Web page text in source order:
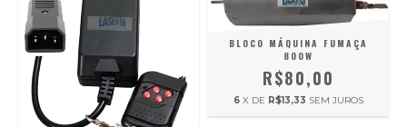
BLOCO MÁQUINA FUMAÇA
800W
R$80,00
6 X DE R$13,33 SEM JUROS